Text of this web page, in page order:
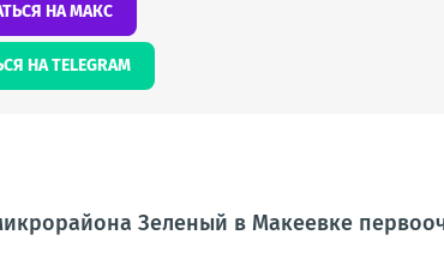
НА МАКС
НА TELEGRAM
Зеленый в Макеевке